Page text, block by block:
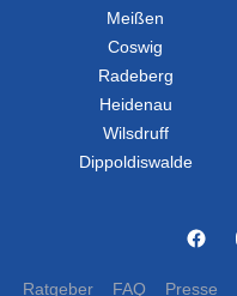
Meißen
Coswig
Radeberg
Heidenau
Wilsdruff
Dippoldiswalde
Ratgeber FAQ Presse